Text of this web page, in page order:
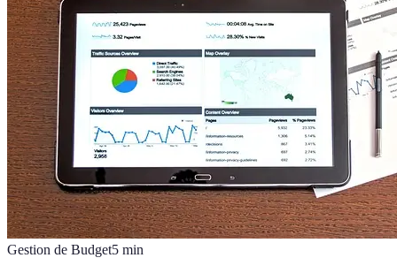
Gestion de Budget5 min